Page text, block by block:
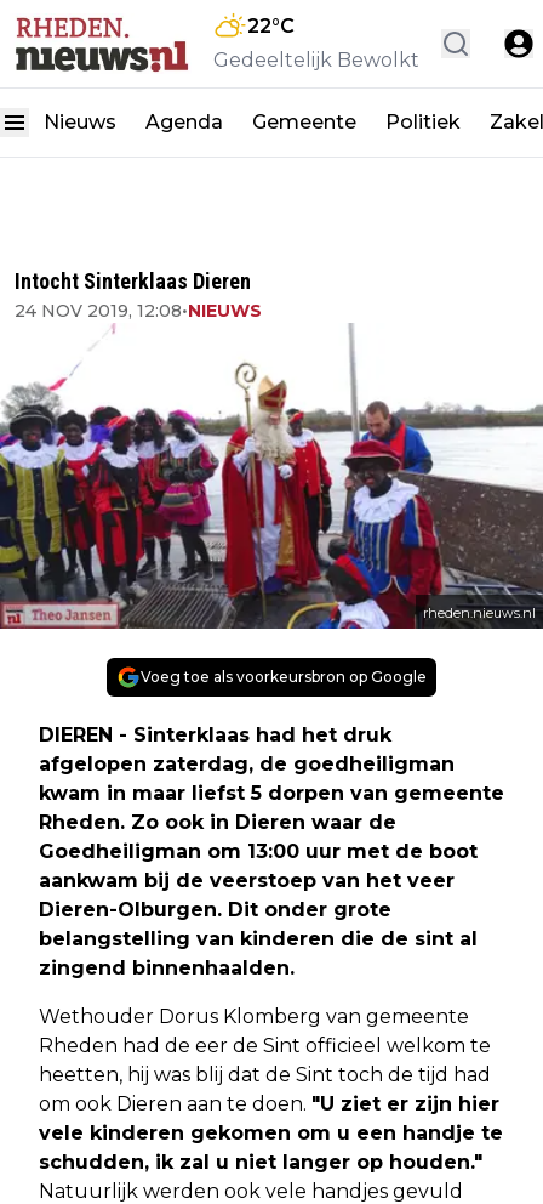
22°C
Gedeeltelijk Bewolkt
Nieuws Agenda Gemeente Politiek
Intocht Sinterklaas Dieren
24 NOV 2019, 12:08•NIEUWS
rheden.nieuws.nl
Voeg toe als voorkeursbron op Google
DIEREN - Sinterklaas had het druk
afgelopen zaterdag, de goedheiligman
kwam in maar liefst 5 dorpen van gemeente
Rheden. Zo ook in Dieren waar de
Goedheiligman om 13:00 uur met de boot
aankwam bij de veerstoep van het veer
Dieren-Olburgen. Dit onder grote
belangstelling van kinderen die de sint al
zingend binnenhaalden.
Wethouder Dorus Klomberg van gemeente
Rheden had de eer de Sint officieel welkom te
heetten, hij was blij dat de Sint toch de tijd had
om ook Dieren aan te doen. "U ziet er zijn hier
vele kinderen gekomen om u een handje te
schudden, ik zal u niet langer op houden."
Natuurlijk werden ook vele handjes gevuld